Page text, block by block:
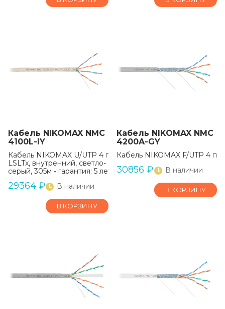
Кабель NIKOMAX NMC
4100L-IY
Кабель NIKOMAX U/UTP 4 пары, Кат.5e (Класс D), тест по
LSLTx, внутренний, светло-
серый, 305м - гарантия: 5 лет / 15 лет системная
29364 ₽ В наличии
В КОРЗИНУ
Кабель NIKOMAX NMC
4200A-GY
Кабель NIKOMAX F/UTP 4
30856 ₽ В наличии
В КОРЗИНУ